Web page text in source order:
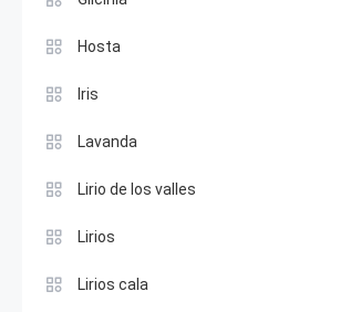
Hosta
Iris
Lavanda
Lirio de los valles
Lirios
Lirios cala